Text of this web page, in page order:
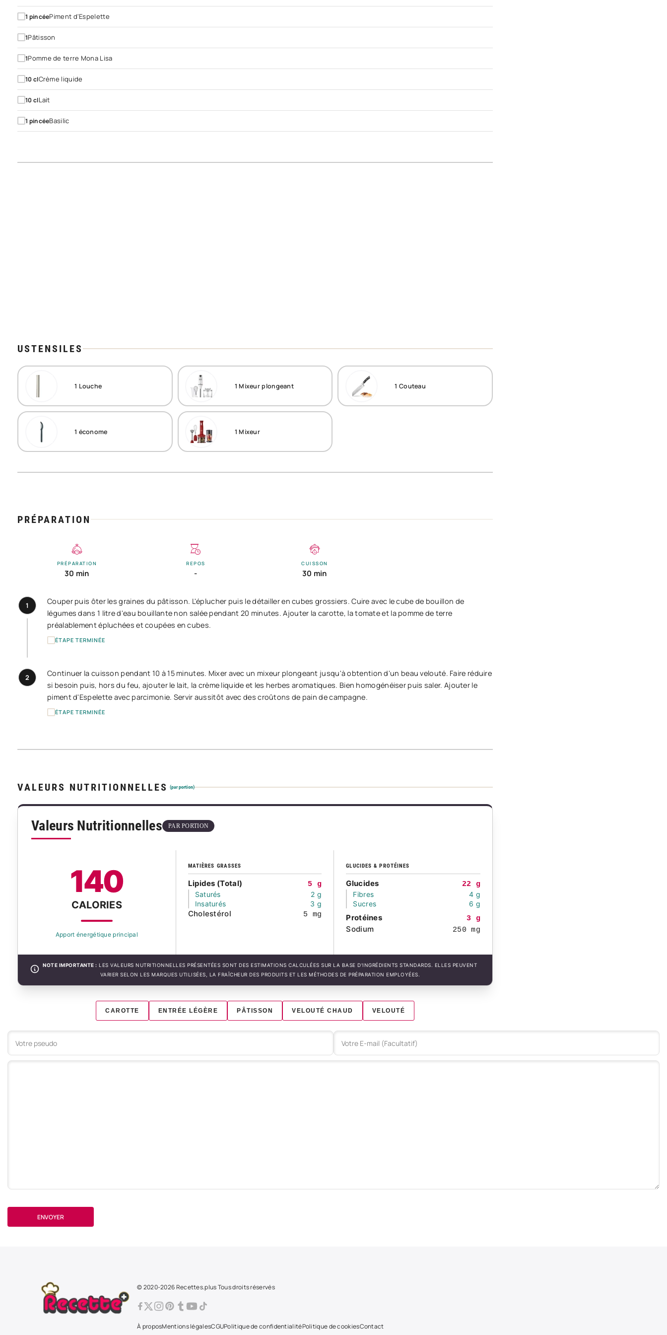
1 pincéePiment d'Espelette
1Pâtisson
1Pomme de terre Mona Lisa
10 clCrème liquide
10 clLait
1 pincéeBasilic
USTENSILES
1 Louche 1 Mixeur plongeant 1 Couteau
1 économe 1 Mixeur
PRÉPARATION
PRÉPARATION
30 min
REPOS
-
CUISSON
30 min
1
Couper puis ôter les graines du pâtisson. L'éplucher puis le détailler en cubes grossiers. Cuire avec le cube de bouillon de
légumes dans 1 litre d'eau bouillante non salée pendant 20 minutes. Ajouter la carotte, la tomate et la pomme de terre
préalablement épluchées et coupées en cubes.
ÉTAPE TERMINÉE
2
Continuer la cuisson pendant 10 à 15 minutes. Mixer avec un mixeur plongeant jusqu'à obtention d'un beau velouté. Faire réduire
si besoin puis, hors du feu, ajouter le lait, la crème liquide et les herbes aromatiques. Bien homogénéiser puis saler. Ajouter le
piment d'Espelette avec parcimonie. Servir aussitôt avec des croûtons de pain de campagne.
ÉTAPE TERMINÉE
VALEURS NUTRITIONNELLES (par portion)
Valeurs Nutritionnelles PAR PORTION
140
CALORIES
Apport énergétique principal
MATIÈRES GRASSES
Lipides (Total)
5 g
Saturés
2 g
Insaturés
3 g
Cholestérol 5 mg
GLUCIDES & PROTÉINES
Glucides
22 g
Fibres
4 g
Sucres
6 g
Protéines 3 g
Sodium 250 mg
NOTE IMPORTANTE : LES VALEURS NUTRITIONNELLES PRÉSENTÉES SONT DES ESTIMATIONS CALCULÉES SUR LA BASE D'INGRÉDIENTS STANDARDS. ELLES PEUVENT
VARIER SELON LES MARQUES UTILISÉES, LA FRAÎCHEUR DES PRODUITS ET LES MÉTHODES DE PRÉPARATION EMPLOYÉES.
CAROTTE ENTRÉE LÉGÈRE PÂTISSON VELOUTÉ CHAUD VELOUTÉ
Votre commentaire
ENVOYER
© 2020-2026 Recettes.plus Tous droits réservés
À proposMentions légalesCGUPolitique de confidentialitéPolitique de cookiesContact